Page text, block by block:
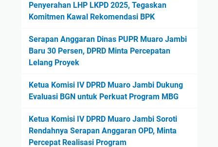
Penyerahan LHP LKPD 2025, Tegaskan
Komitmen Kawal Rekomendasi BPK
Serapan Anggaran Dinas PUPR Muaro Jambi
Baru 30 Persen, DPRD Minta Percepatan
Lelang Proyek
Ketua Komisi IV DPRD Muaro Jambi Dukung
Evaluasi BGN untuk Perkuat Program MBG
Ketua Komisi IV DPRD Muaro Jambi Soroti
Rendahnya Serapan Anggaran OPD, Minta
Percepat Realisasi Program